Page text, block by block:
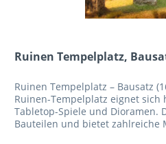
Ruinen Tempelplatz,
Ruinen Tempelplatz – Bausatz
Ruinen-Tempelplatz eignet sich
Tabletop-Spiele und Dioramen.
Bauteilen und bietet zahlreiche